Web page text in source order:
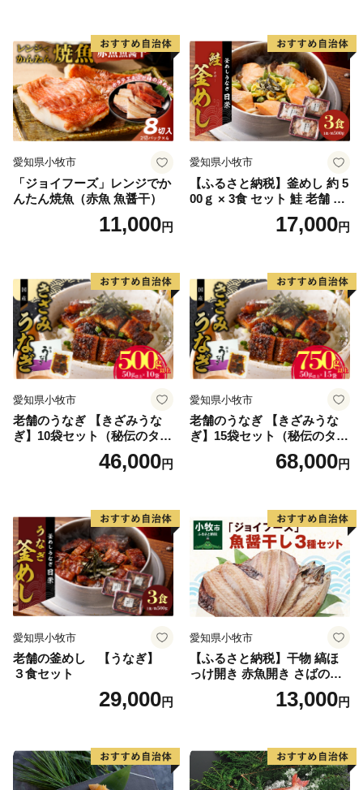
愛知県小牧市
「ジョイフーズ」レンジでか
んたん焼魚（赤魚 魚醤干）
11,000円
愛知県小牧市
【ふるさと納税】釜めし 約 5
00ｇ × 3食 セット 鮭 老舗 急
速冷凍 レンチン 時短 簡単調
理 食品 加工品 海鮮 手作り
り寄せグルメ 愛知県 小牧市
送料無料
17,000円
愛知県小牧市
老舗のうなぎ 【きざみうな
ぎ】10袋セット（秘伝のタレ
46,000円
愛知県小牧市
老舗のうなぎ 【きざみうな
ぎ】15袋セット（秘伝のタレ
68,000円
愛知県小牧市
老舗の釜めし 【うなぎ】
３食セット
29,000円
愛知県小牧市
【ふるさと納税】干物 縞ほ
っけ開き 赤魚開き さばの開
き 魚醤干し 3種 セット 詰め
合わせ 魚 おかず 肉厚 おいし
取り寄せグルメ 魚醤 ナンプ
ラー 愛知県 小牧市 冷凍 送料
無料
13,000円